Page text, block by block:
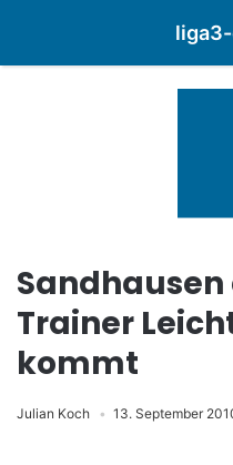
Trainer
kommt
Julian Koch 13. September